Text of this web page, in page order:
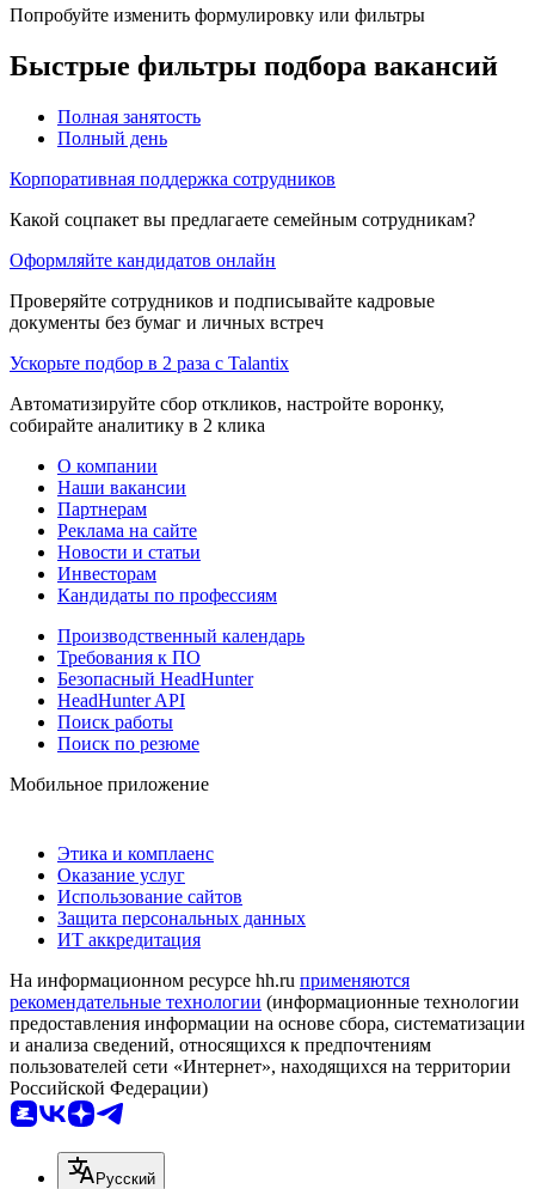
Попробуйте изменить формулировку или фильтры
Быстрые фильтры подбора вакансий
Полная занятость
Полный день
Корпоративная поддержка сотрудников
Какой соцпакет вы предлагаете семейным сотрудникам?
Оформляйте кандидатов онлайн
Проверяйте сотрудников и подписывайте кадровые
документы без бумаг и личных встреч
Ускорьте подбор в 2 раза с Talantix
Автоматизируйте сбор откликов, настройте воронку,
собирайте аналитику в 2 клика
О компании
Наши вакансии
Партнерам
Реклама на сайте
Новости и статьи
Инвесторам
Кандидаты по профессиям
Производственный календарь
Требования к ПО
Безопасный HeadHunter
HeadHunter API
Поиск работы
Поиск по резюме
Мобильное приложение
Этика и комплаенс
Оказание услуг
Использование сайтов
Защита персональных данных
ИТ аккредитация
На информационном ресурсе hh.ru применяются
рекомендательные технологии (информационные технологии
предоставления информации на основе сбора, систематизации
и анализа сведений, относящихся к предпочтениям
пользователей сети «Интернет», находящихся на территории
Российской Федерации)
Русский